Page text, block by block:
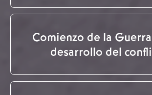
Comienzo de la
desarrollo del